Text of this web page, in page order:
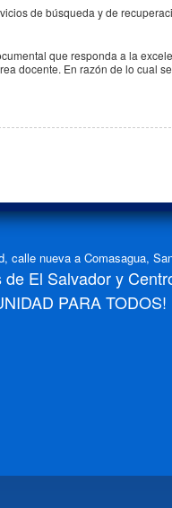
de búsqueda y de
que responda a la
docente. En razón de lo cual
nueva a Comasagua,
El Salvador y
PARA TODOS!